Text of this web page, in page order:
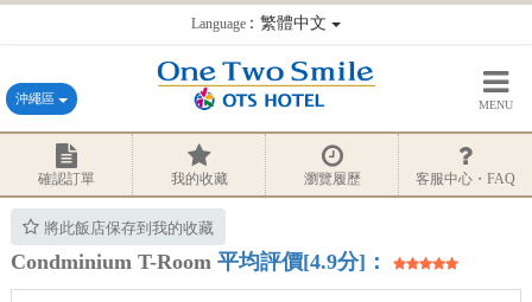
Language：繁體中文
沖繩區 MENU
確認訂單 我的收藏 瀏覽履歷 客服中心・FAQ
將此飯店保存到我的收藏
Condminium T-Room 平均評價[4.9分]：